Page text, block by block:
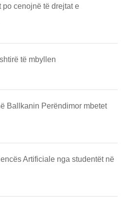
po cenojnë të drejtat e
të mbyllen
Ballkanin Perëndimor mbetet
Artificiale nga studentët në